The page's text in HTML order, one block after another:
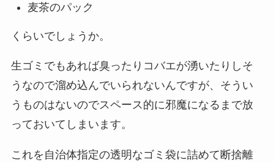
麦茶のパック
くらいでしょうか。
生ゴミでもあれば臭ったりコバエが湧いたりしそ
うなので溜め込んでいられないんですが、そうい
うものはないのでスペース的に邪魔になるまで放
っておいてしまいます。
これを自治体指定の透明なゴミ袋に詰めて断捨離